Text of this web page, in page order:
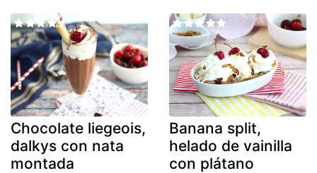
Chocolate liegeois,
dalkys con nata
montada
Banana split,
helado de vainilla
con plátano